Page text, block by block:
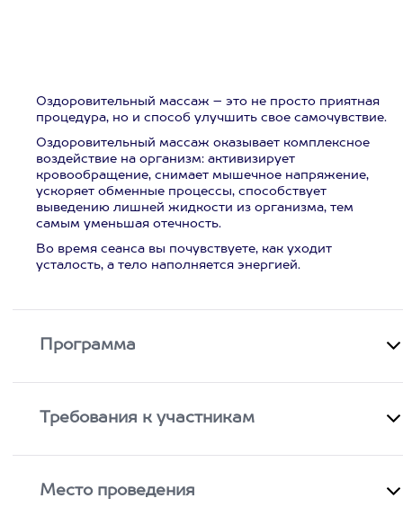
Оздоровительный массаж – это не просто приятная
процедура, но и способ улучшить свое самочувствие.
Оздоровительный массаж оказывает комплексное
воздействие на организм: активизирует
кровообращение, снимает мышечное напряжение,
ускоряет обменные процессы, способствует
выведению лишней жидкости из организма, тем
самым уменьшая отечность.
Во время сеанса вы почувствуете, как уходит
усталость, а тело наполняется энергией.
Программа
Требования к участникам
Место проведения